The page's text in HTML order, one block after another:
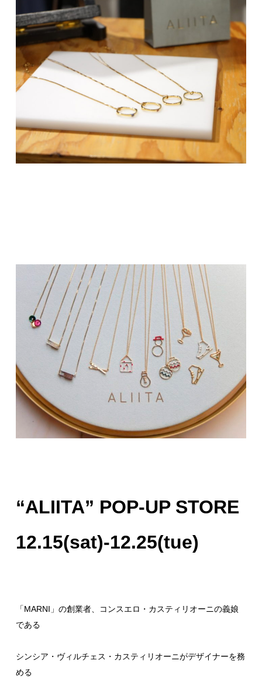
“ALIITA” POP-UP STORE
12.15(sat)-12.25(tue)
「MARNI」の創業者、コンスエロ・カスティリオーニの義娘
である
シンシア・ヴィルチェス・カスティリオーニがデザイナーを務
める